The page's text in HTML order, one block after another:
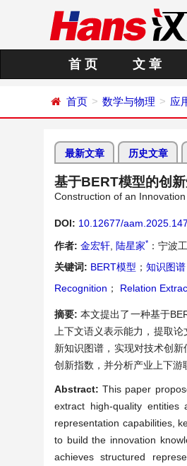
首 页 文 章
首页 数学与物理 应
最新文章 历史文章
基于BERT模型的创
Construction of an
DOI: 10.12677/
作者: 金宏轩 陆星家* ：宁波
关键词: BERT模型 ； 知识图谱
Recognition ； Relation
摘要:本文提出了一种基于
上下文语义表示能力，提取
新知识图谱，实现对技术创
创新指数，并分析产业上下游
Abstract:This paper
extract high-quality entities
representation capabilities,
to build the innovation
achieves structured